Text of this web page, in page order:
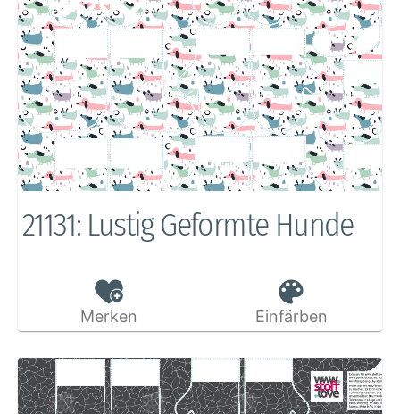
21131: Lustig Geformte Hunde
Merken Einfärben